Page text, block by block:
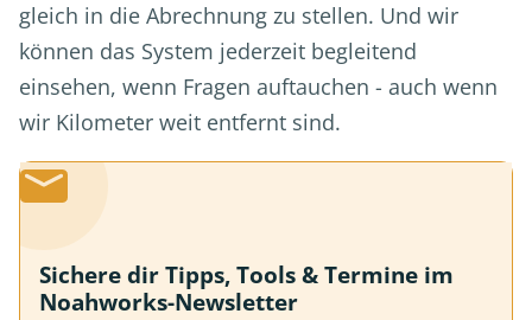
gleich in die Abrechnung zu stellen. Und wir
können das System jederzeit begleitend
einsehen, wenn Fragen auftauchen - auch wenn
wir Kilometer weit entfernt sind.
Sichere dir Tipps, Tools & Termine im
Noahworks-Newsletter